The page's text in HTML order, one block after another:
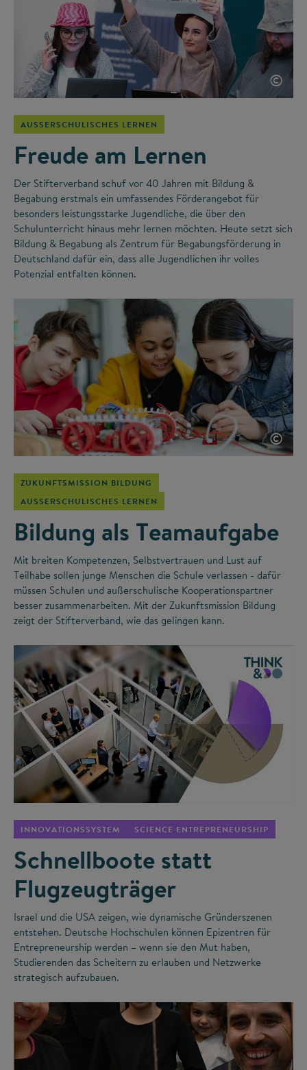
©
AUSSERSCHULISCHES LERNEN
Freude am Lernen
Der Stifterverband schuf vor 40 Jahren mit Bildung &
Begabung erstmals ein umfassendes Förderangebot für
besonders leistungsstarke Jugendliche, die über den
Schulunterricht hinaus mehr lernen möchten. Heute setzt sich
Bildung & Begabung als Zentrum für Begabungsförderung in
Deutschland dafür ein, dass alle Jugendlichen ihr volles
Potenzial entfalten können.
©
ZUKUNFTSMISSION BILDUNG
AUSSERSCHULISCHES LERNEN
Bildung als Teamaufgabe
Mit breiten Kompetenzen, Selbstvertrauen und Lust auf
Teilhabe sollen junge Menschen die Schule verlassen - dafür
müssen Schulen und außerschulische Kooperationspartner
besser zusammenarbeiten. Mit der Zukunftsmission Bildung
zeigt der Stifterverband, wie das gelingen kann.
INNOVATIONSSYSTEM SCIENCE ENTREPRENEURSHIP
Schnellboote statt
Flugzeugträger
Israel und die USA zeigen, wie dynamische Gründerszenen
entstehen. Deutsche Hochschulen können Epizentren für
Entrepreneurship werden – wenn sie den Mut haben,
Studierenden das Scheitern zu erlauben und Netzwerke
strategisch aufzubauen.